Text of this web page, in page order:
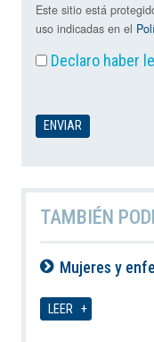
Este sitio está
uso indicadas en el
Declaro haber
TAMBIÉN
Mujeres y
LEER